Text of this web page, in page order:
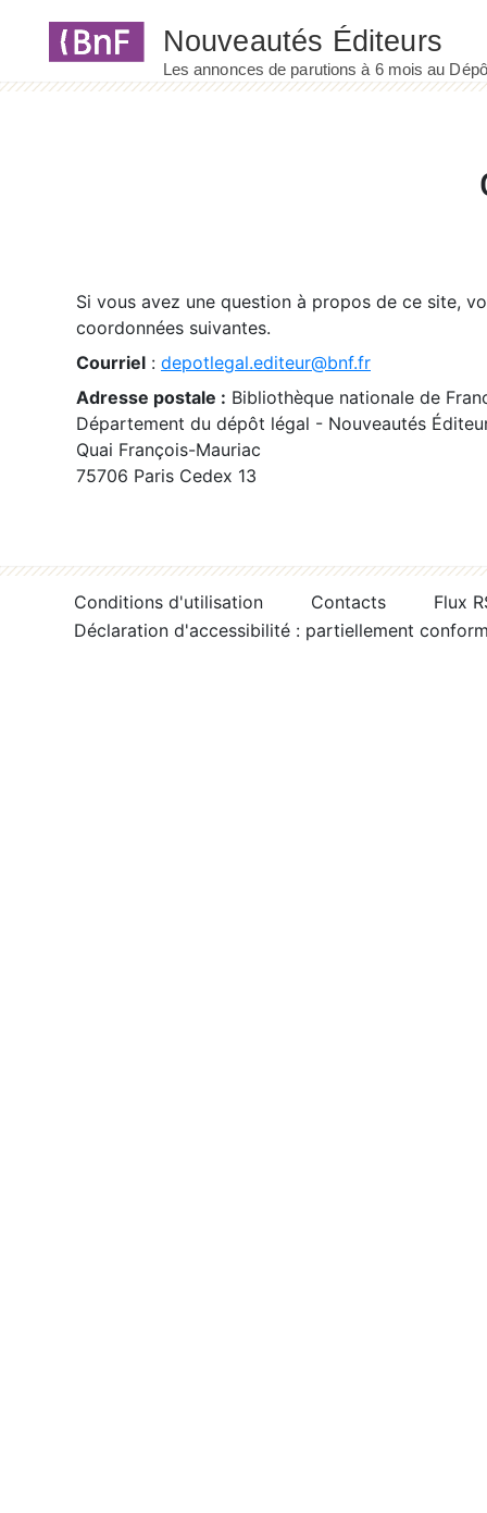
Si vous avez une question à propos de ce site,
coordonnées suivantes.
Courriel : depotlegal.editeur@bnf.fr
Adresse postale : Bibliothèque nationale de
Département du dépôt légal - Nouveautés
Quai François-Mauriac
75706 Paris Cedex 13
Conditions d'utilisation Contacts
Flux
Déclaration d'accessibilité : partiellement